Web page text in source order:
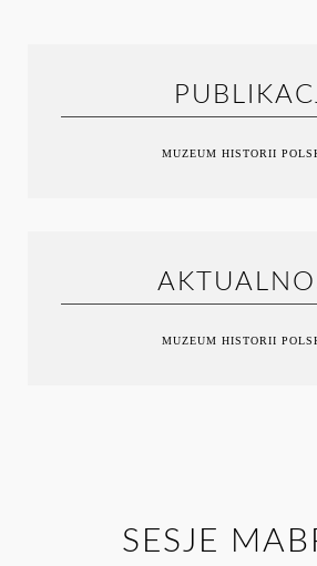
MUZEUM HISTORII
MUZEUM HISTORII
SESJE